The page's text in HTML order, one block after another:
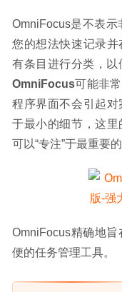
OmniFocus是不表示
您的想法快速记录
有条目进行分类，以
OmniFocus可能非
程序界面不会引起
于最小的细节，这
可以“专注”于最重要的
OmniFocus精确地
便的任务管理工具。